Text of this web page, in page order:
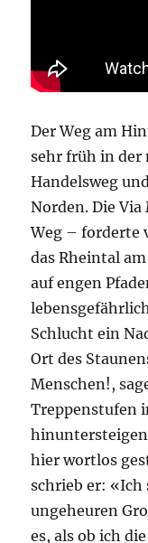
Der Weg am
sehr früh in der
Handelsweg
Norden. Die
Weg – forderte
das Rheintal
auf engen
Schlucht ein
Ort des
Menschen!,
Treppenstufen
hier wortlos
schrieb er: «Ich
ungeheuren
es, als ob ich